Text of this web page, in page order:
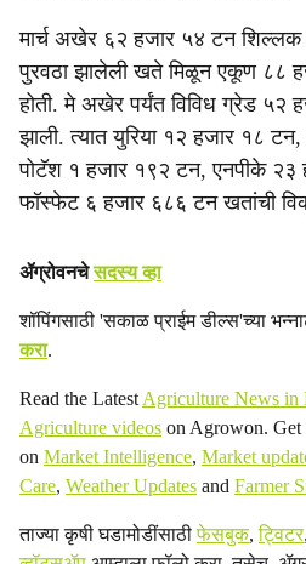
मार्च अखेर ६२ हजार ५४ टन
पुरवठा झालेली खते मिळून एकूण ८८
होती. मे अखेर पर्यंत विविध ग्रेड ५२
झाली. त्यात युरिया १२ हजार १८
पोटॅश १ हजार १९२ टन, एनपीके
फॉस्फेट ६ हजार ६८६ टन खतांची
ॲग्रोवनचेसदस्य व्हा
शॉपिंगसाठी 'सकाळ प्राईम डील्स'च्या
करा.
Read the Latest Agriculture News in
Agriculture videos on Agrowon. Get
on Market Intelligence, Market
Care, Weather Updates and Farmer
ताज्या कृषी घडामोडींसाठीफेसबुक,ट्विटर